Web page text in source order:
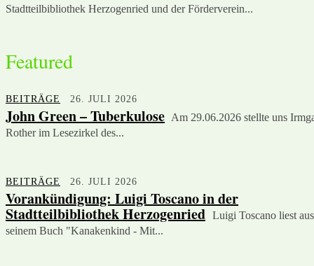
Stadtteilbibliothek Herzogenried und der Förderverein...
Featured
BEITRÄGE 26. JULI 2026
John Green – Tuberkulose Am 29.06.2026 stellte uns
Rother im Lesezirkel des...
BEITRÄGE 26. JULI 2026
Vorankündigung: Luigi Toscano in der
Stadtteilbibliothek Herzogenried Luigi Toscano liest aus
seinem Buch "Kanakenkind - Mit...